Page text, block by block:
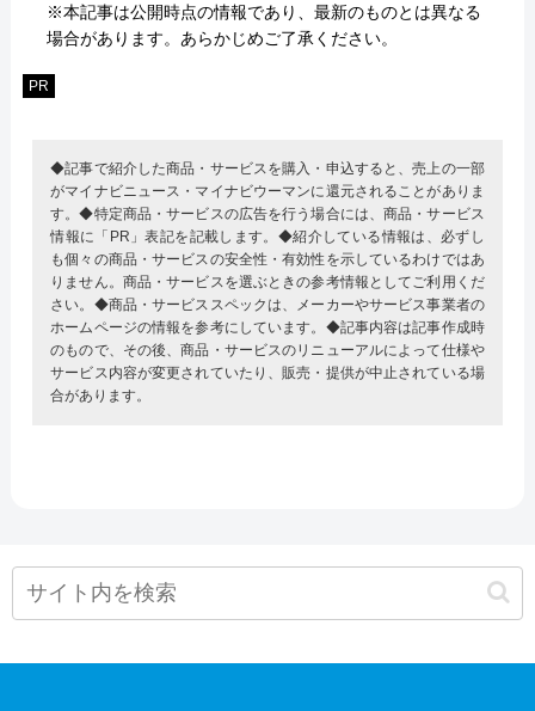
※本記事は公開時点の情報であり、最新のものとは異なる
場合があります。あらかじめご了承ください。
PR
◆記事で紹介した商品・サービスを購入・申込すると、売上の一部
がマイナビニュース・マイナビウーマンに還元されることがありま
す。◆特定商品・サービスの広告を行う場合には、商品・サービス
情報に「PR」表記を記載します。◆紹介している情報は、必ずし
も個々の商品・サービスの安全性・有効性を示しているわけではあ
りません。商品・サービスを選ぶときの参考情報としてご利用くだ
さい。◆商品・サービススペックは、メーカーやサービス事業者の
ホームページの情報を参考にしています。◆記事内容は記事作成時
のもので、その後、商品・サービスのリニューアルによって仕様や
サービス内容が変更されていたり、販売・提供が中止されている場
合があります。